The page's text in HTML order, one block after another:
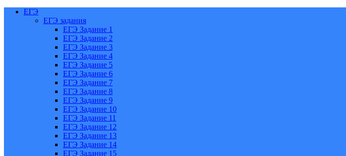
ЕГЭ
ЕГЭ задания
ЕГЭ Задание 1
ЕГЭ Задание 2
ЕГЭ Задание 3
ЕГЭ Задание 4
ЕГЭ Задание 5
ЕГЭ Задание 6
ЕГЭ Задание 7
ЕГЭ Задание 8
ЕГЭ Задание 9
ЕГЭ Задание 10
ЕГЭ Задание 11
ЕГЭ Задание 12
ЕГЭ Задание 13
ЕГЭ Задание 14
ЕГЭ Задание 15